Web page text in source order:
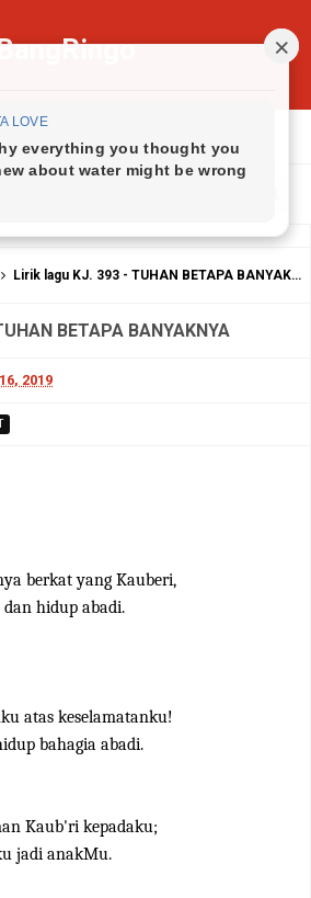
Lirik lagu KJ. 393 - TUHAN BETAPA BANYAKNYA
BETAPA BANYAKNYA
2019
berkat yang Kauberi,
hidup abadi.
atas keselamatanku!
bahagia abadi.
Kaub'ri kepadaku;
jadi anakMu.